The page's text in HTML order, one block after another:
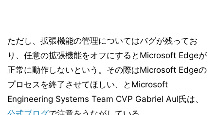
ただし、拡張機能の管理についてはバグが残ってお
り、任意の拡張機能をオフにするとMicrosoft Edgeが
正常に動作しないという。その際はMicrosoft Edgeの
プロセスを終了させてほしい、とMicrosoft
Engineering Systems Team CVP Gabriel Aul氏は、